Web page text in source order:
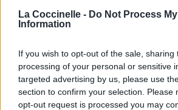
La Coccinelle - Do Not Process
Information
If you wish to opt-out of the sale, sharing
processing of your personal or sensitive
targeted advertising by us, please use
section to confirm your selection. Please
opt-out request is processed you may
So for now, I’ll say goodbye
Donc pour l’instant, je vais dire au revoir,
Je vais dire au revoir.